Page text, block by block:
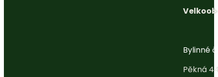
Bylinné
Pěkná